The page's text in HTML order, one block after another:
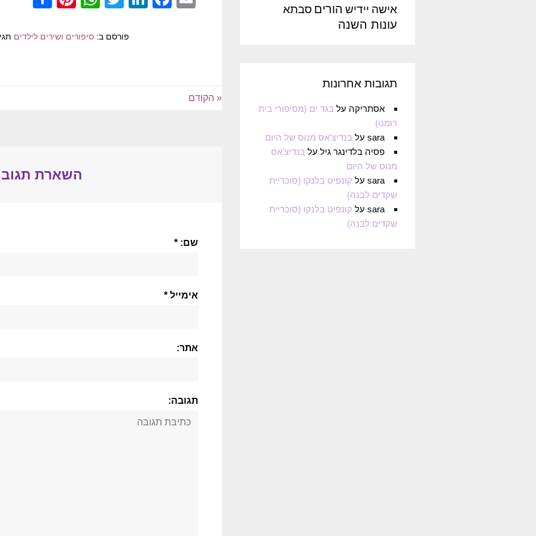
פורסם ב:סיפורים ושירים לילדים
« הקודם
השארת
שם: *
אימייל *
אתר:
תגובה:
אישה יידיש הורים סבתא
עונות השנה
תגובות אחרונות
אסתריקה על בגד ים (מסיפורי בית
רומנו)
sara על בנדיצ'אס מנוס של היום
פסיה בלדינגר גיל על בנדיצ'אס
מנוס של היום
sara על קונפיט בלנקו (סוכריית
שקדים לבנה)
sara על קונפיט בלנקו (סוכריית
שקדים לבנה)